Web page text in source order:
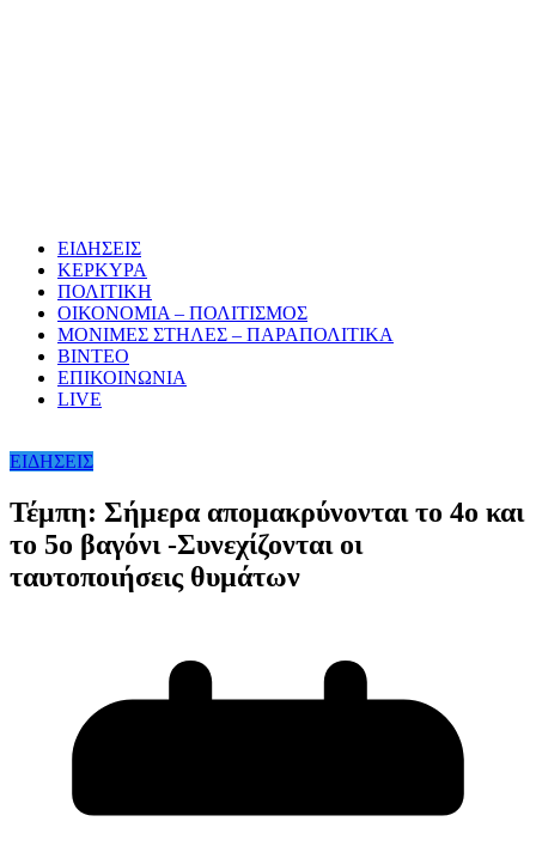
ΕΙΔΗΣΕΙΣ
ΚΕΡΚΥΡΑ
ΠΟΛΙΤΙΚΗ
ΟΙΚΟΝΟΜΙΑ – ΠΟΛΙΤΙΣΜΟΣ
ΜΟΝΙΜΕΣ ΣΤΗΛΕΣ – ΠΑΡΑΠΟΛΙΤΙΚΑ
ΒΙΝΤΕΟ
ΕΠΙΚΟΙΝΩΝΙΑ
LIVE
ΕΙΔΗΣΕΙΣ
Τέμπη: Σήμερα απομακρύνονται το 4ο και
το 5ο βαγόνι -Συνεχίζονται οι
ταυτοποιήσεις θυμάτων